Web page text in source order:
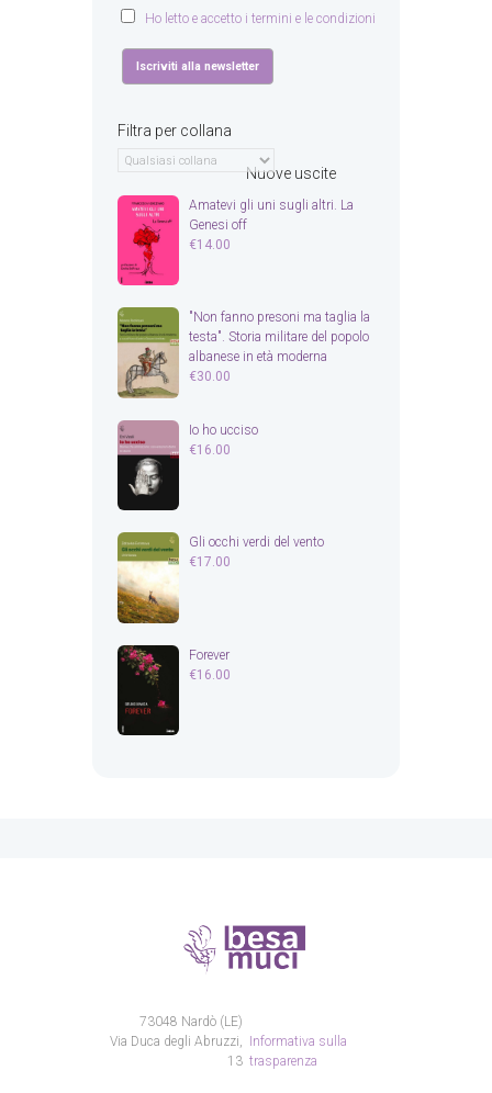
Ho letto e accetto i termini e le condizioni
Filtra per collana
Nuove uscite
Amatevi gli uni sugli altri. La
Genesi off
€14.00
"Non fanno presoni ma taglia la
testa". Storia militare del popolo
albanese in età moderna
€30.00
Io ho ucciso
€16.00
Gli occhi verdi del vento
€17.00
Forever
€16.00
Informativa sulla
trasparenza
73048 Nardò (LE)
Via Duca degli Abruzzi,
13